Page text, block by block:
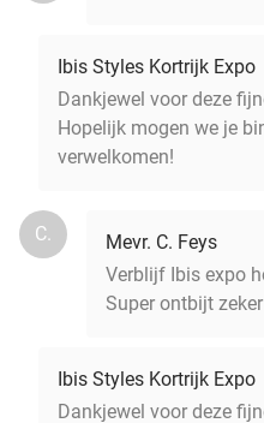
Ibis Styles Kortrijk Expo
Dankjewel voor deze
Hopelijk mogen we je
verwelkomen!
C.
Mevr. C. Feys
Verblijf Ibis expo
Super ontbijt
Ibis Styles Kortrijk Expo
Dankjewel voor deze